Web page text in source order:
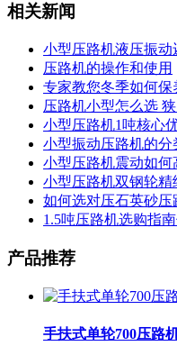
相关新闻
小型压路机液压振动
压路机的操作和使用
专家教您冬季如何
压路机小型怎么选
小型压路机1吨核心
小型振动压路机的分
小型压路机震动如何
小型压路机双钢轮精
如何选对压石英砂压
1.5吨压路机选购指
产品推荐
手扶式单轮700压路